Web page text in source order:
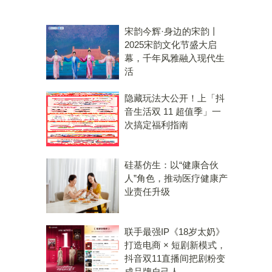
宋韵今辉·身边的宋韵丨
2025宋韵文化节盛大启
幕，千年风雅融入现代生
活
隐藏玩法大公开！上「抖
音生活双 11 超值季」一
次搞定福利指南
硅基仿生：以“健康合伙
人”角色，推动医疗健康产
业责任升级
联手最强IP《18岁太奶》
打造电商 × 短剧新模式，
抖音双11直播间把剧粉变